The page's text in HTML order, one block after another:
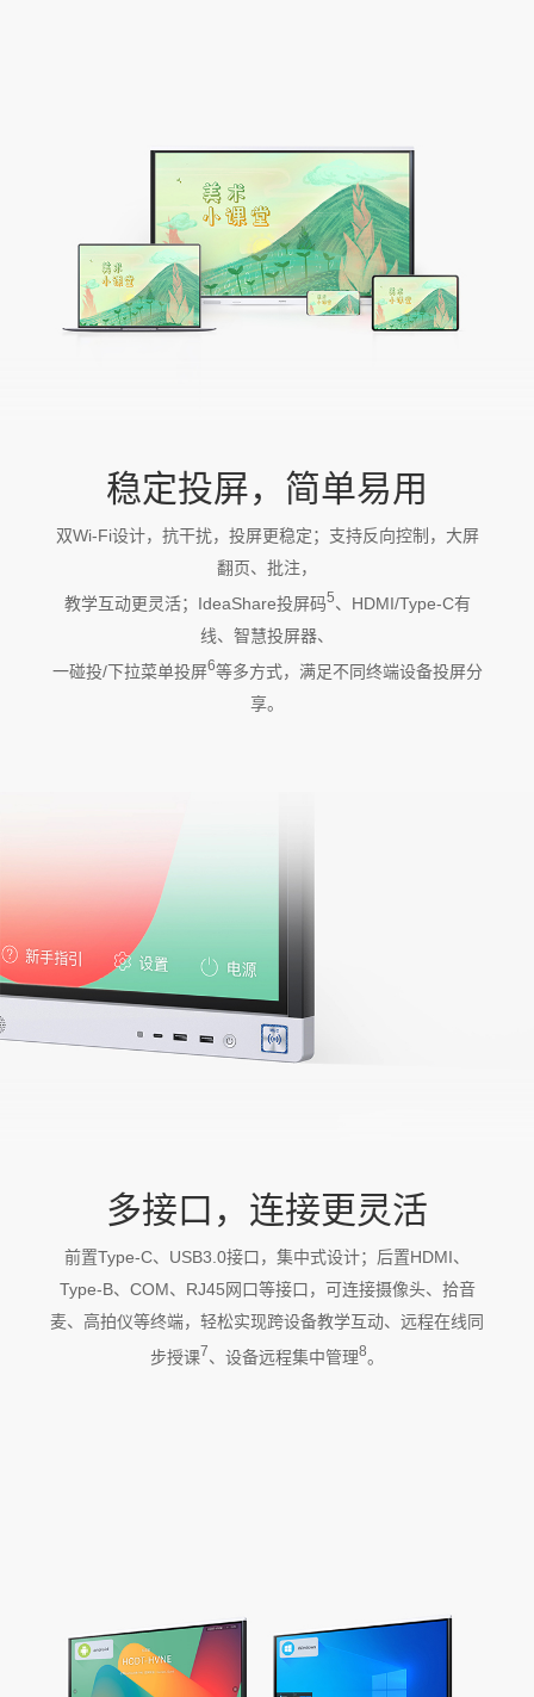
稳定投屏，简单易用
双Wi-Fi设计，抗干扰，投屏更稳定；支持反向控制，大屏
翻页、批注，
教学互动更灵活；IdeaShare投屏码5、HDMI/Type-C有
线、智慧投屏器、
一碰投/下拉菜单投屏6等多方式，满足不同终端设备投屏分
享。
多接口，连接更灵活
前置Type-C、USB3.0接口，集中式设计；后置HDMI、
Type-B、COM、RJ45网口等接口，可连接摄像头、拾音
麦、高拍仪等终端，轻松实现跨设备教学互动、远程在线同
步授课7、设备远程集中管理8。